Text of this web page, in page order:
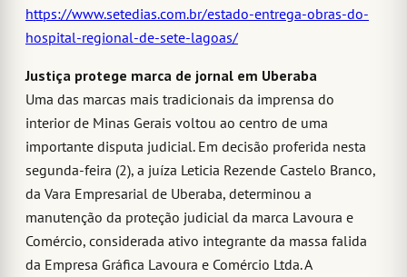
https://www.setedias.com.br/estado-entrega-obras-do-
hospital-regional-de-sete-lagoas/
Justiça protege marca de jornal em Uberaba
Uma das marcas mais tradicionais da imprensa do
interior de Minas Gerais voltou ao centro de uma
importante disputa judicial. Em decisão proferida nesta
segunda-feira (2), a juíza Leticia Rezende Castelo Branco,
da Vara Empresarial de Uberaba, determinou a
manutenção da proteção judicial da marca Lavoura e
Comércio, considerada ativo integrante da massa falida
da Empresa Gráfica Lavoura e Comércio Ltda. A